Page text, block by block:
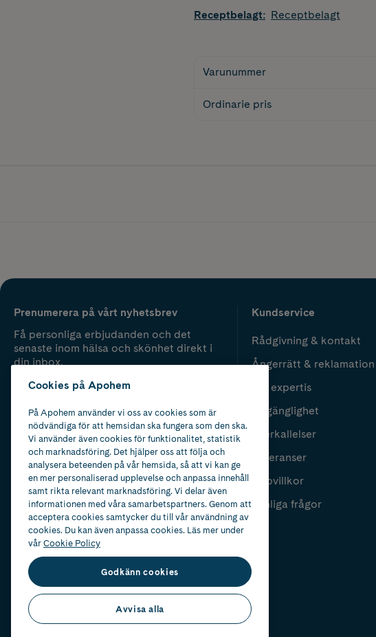
Receptbelagt: Receptbelagt
Varunummer
Ordinarie pris
Prenumerera på vårt nyhetsbrev
Få personliga erbjudanden och det
senaste inom hälsa och skönhet direkt i
din inbox.
Kundservice
Rådgivning & kontakt
Ångerrätt & reklamation
Vår expertis
Tillgänglighet
Återkallelser
Leveranser
Köpvillkor
Vanliga frågor
Cookies på Apohem
På Apohem använder vi oss av cookies som är
nödvändiga för att hemsidan ska fungera som den ska.
Vi använder även cookies för funktionalitet, statistik
och marknadsföring. Det hjälper oss att följa och
analysera beteenden på vår hemsida, så att vi kan ge
en mer personaliserad upplevelse och anpassa innehåll
samt rikta relevant marknadsföring. Vi delar även
informationen med våra samarbetspartners. Genom att
acceptera cookies samtycker du till vår användning av
cookies. Du kan även anpassa cookies. Läs mer under
vårCookie Policy
Godkänn cookies
Avvisa alla